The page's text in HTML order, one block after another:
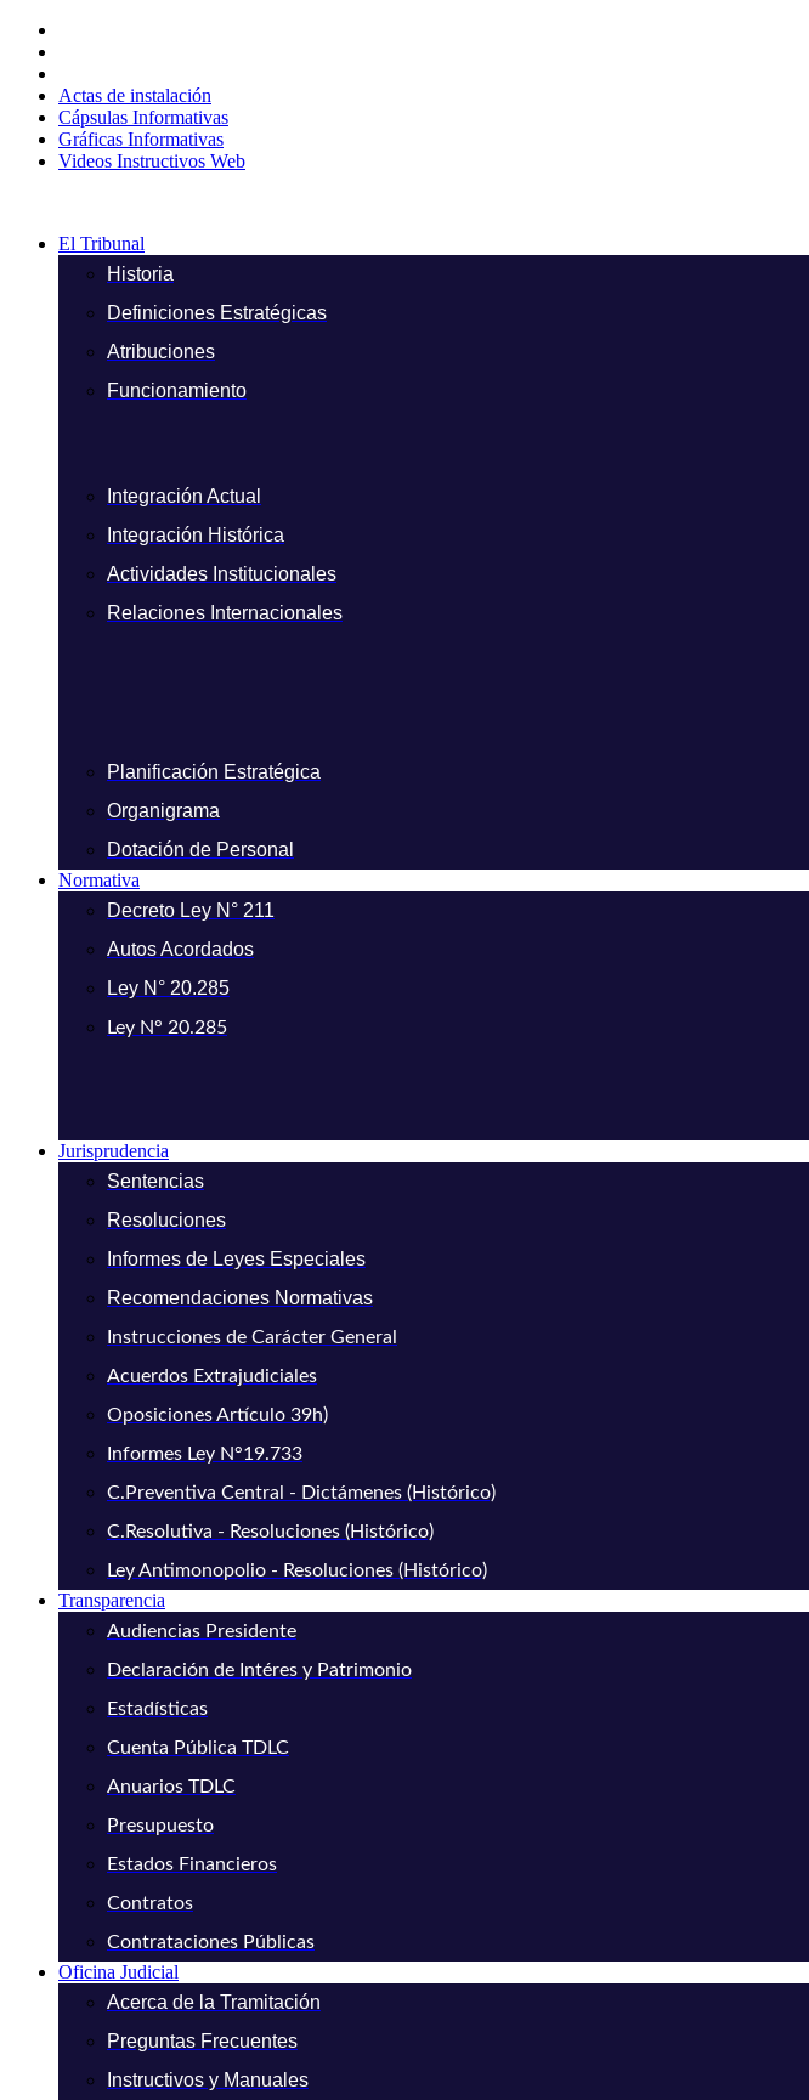
contenido
Actas de instalación
Cápsulas Informativas
Gráficas Informativas
Videos Instructivos Web
El Tribunal
Historia
Definiciones Estratégicas
Atribuciones
Funcionamiento
Integración Actual
Integración Histórica
Actividades Institucionales
Relaciones Internacionales
Planificación Estratégica
Organigrama
Dotación de Personal
Normativa
Decreto Ley N° 211
Autos Acordados
Ley N° 20.285
Ley N° 20.285
Jurisprudencia
Sentencias
Resoluciones
Informes de Leyes Especiales
Recomendaciones Normativas
Instrucciones de Carácter General
Acuerdos Extrajudiciales
Oposiciones Artículo 39h)
Informes Ley N°19.733
C.Preventiva Central - Dictámenes (Histórico)
C.Resolutiva - Resoluciones (Histórico)
Ley Antimonopolio - Resoluciones (Histórico)
Transparencia
Audiencias Presidente
Declaración de Intéres y Patrimonio
Estadísticas
Cuenta Pública TDLC
Anuarios TDLC
Presupuesto
Estados Financieros
Contratos
Contrataciones Públicas
Oficina Judicial
Acerca de la Tramitación
Preguntas Frecuentes
Instructivos y Manuales